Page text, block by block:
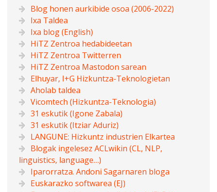
Blog honen aurkibide osoa (2006-2022)
Ixa Taldea
Ixa blog (English)
HiTZ Zentroa hedabideetan
HiTZ Zentroa Twitterren
HiTZ Zentroa Mastodon sarean
Elhuyar, I+G Hizkuntza-Teknologietan
Aholab taldea
Vicomtech (Hizkuntza-Teknologia)
31 eskutik (Igone Zabala)
31 eskutik (Itziar Aduriz)
LANGUNE: Hizkuntz industrien Elkartea
Blogak ingelesez ACLwikin (CL, NLP,
linguistics, language…)
Iparorratza. Andoni Sagarnaren bloga
Euskarazko softwarea (EJ)